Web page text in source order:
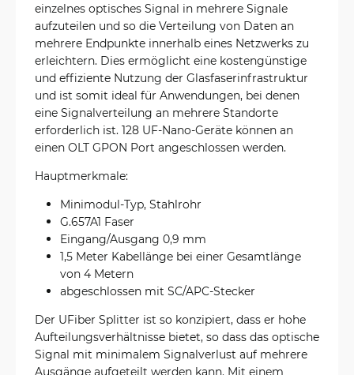
einzelnes optisches Signal in mehrere Signale
aufzuteilen und so die Verteilung von Daten an
mehrere Endpunkte innerhalb eines Netzwerks zu
erleichtern. Dies ermöglicht eine kostengünstige
und effiziente Nutzung der Glasfaserinfrastruktur
und ist somit ideal für Anwendungen, bei denen
eine Signalverteilung an mehrere Standorte
erforderlich ist. 128 UF-Nano-Geräte können an
einen OLT GPON Port angeschlossen werden.
Hauptmerkmale:
Minimodul-Typ, Stahlrohr
G.657A1 Faser
Eingang/Ausgang 0,9 mm
1,5 Meter Kabellänge bei einer Gesamtlänge
von 4 Metern
abgeschlossen mit SC/APC-Stecker
Der UFiber Splitter ist so konzipiert, dass er hohe
Aufteilungsverhältnisse bietet, so dass das optische
Signal mit minimalem Signalverlust auf mehrere
Ausgänge aufgeteilt werden kann. Mit einem